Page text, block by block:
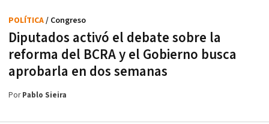
Diputados activó el debate sobre la
reforma del BCRA y el Gobierno busca
aprobarla en dos semanas
POLÍTICA/ Congreso
PorPablo Sieira